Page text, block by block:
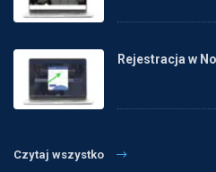
Rejestracja w
Czytaj wszystko